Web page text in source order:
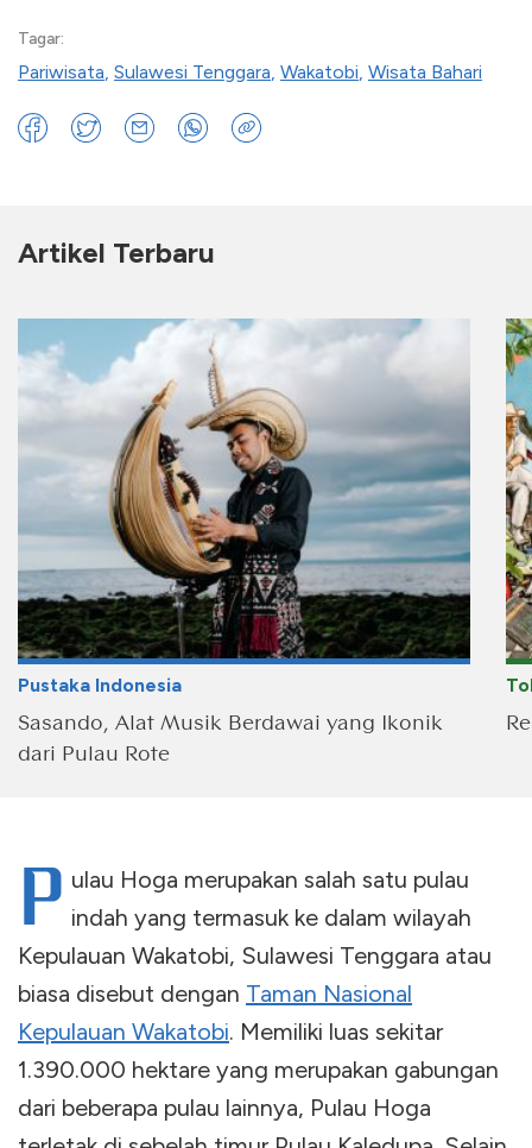
Tagar:
Pariwisata, Sulawesi Tenggara, Wakatobi, Wisata Bahari
Artikel Terbaru
Pustaka Indonesia
Sasando, Alat Musik Berdawai yang Ikonik
dari Pulau Rote
P ulau Hoga merupakan salah satu pulau
indah yang termasuk ke dalam wilayah
Kepulauan Wakatobi, Sulawesi Tenggara atau
biasa disebut dengan Taman Nasional
Kepulauan Wakatobi. Memiliki luas sekitar
1.390.000 hektare yang merupakan gabungan
dari beberapa pulau lainnya, Pulau Hoga